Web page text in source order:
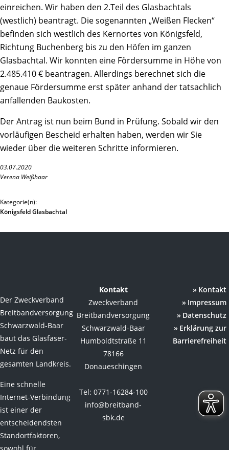
einreichen. Wir haben den 2.Teil des Glasbachtals
(westlich) beantragt. Die sogenannten „Weißen Flecken“
befinden sich westlich des Kernortes von Königsfeld,
Richtung Buchenberg bis zu den Höfen im ganzen
Glasbachtal. Wir konnten eine Fördersumme in Höhe von
2.485.410 € beantragen. Allerdings berechnet sich die
genaue Fördersumme erst später anhand der tatsachlich
anfallenden Baukosten.
Der Antrag ist nun beim Bund in Prüfung. Sobald wir den
vorläufigen Bescheid erhalten haben, werden wir Sie
wieder über die weiteren Schritte informieren.
03.07.2020
Verena Weißhaar
Kategorie(n):
Königsfeld Glasbachtal
Der Zweckverband
Breitbandversorgung
Schwarzwald-Baar
baut das Glasfaser-
Netz für den
gesamten Landkreis.
Eine schnelle
Internet-Verbindung
ist einer der
entscheidendsten
Standortfaktoren,
Kontakt
Zweckverband
Breitbandversorgung
Schwarzwald-Baar
Humboldtstraße 11
78166
Donaueschingen
Tel: 0771-16284-100
info@breitband-
sbk.de
Kontakt
Impressum
Datenschutz
Erklärung zur
Barrierefreiheit